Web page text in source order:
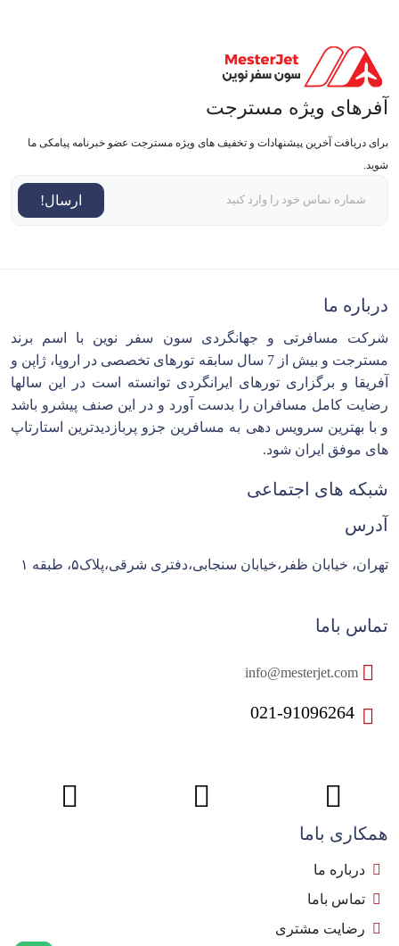
آفرهای ویژه مسترجت
برای دریافت آخرین پیشنهادات و تخفیف های ویژه مسترجت عضو خبرنامه پیامکی ما
شوید.
ارسال!
درباره ما
شرکت مسافرتی و جهانگردی سون سفر نوین با اسم برند
مسترجت و بیش از 7 سال سابقه تورهای تخصصی در اروپا، ژاپن و
آفریقا و برگزاری تورهای ایرانگردی توانسته است در این سالها
رضایت کامل مسافران را بدست آورد و در این صنف پیشرو باشد
و با بهترین سرویس دهی به مسافرین جزو پربازدیدترین استارتاپ
های موفق ایران شود.
شبکه های اجتماعی
آدرس
تهران، خیابان ظفر،خیابان سنجابی،دفتری شرقی،پلاک۵، طبقه ۱
تماس باما
021-91096264
همکاری باما
درباره ما
تماس باما
رضایت مشتری